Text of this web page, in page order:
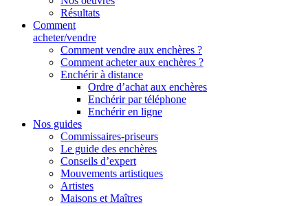
Résultats
Comment
acheter/vendre
Comment vendre aux enchères ?
Comment acheter aux enchères ?
Enchérir à distance
Ordre d’achat aux enchères
Enchérir par téléphone
Enchérir en ligne
Nos guides
Commissaires-priseurs
Le guide des enchères
Conseils d’expert
Mouvements artistiques
Artistes
Maisons et Maîtres